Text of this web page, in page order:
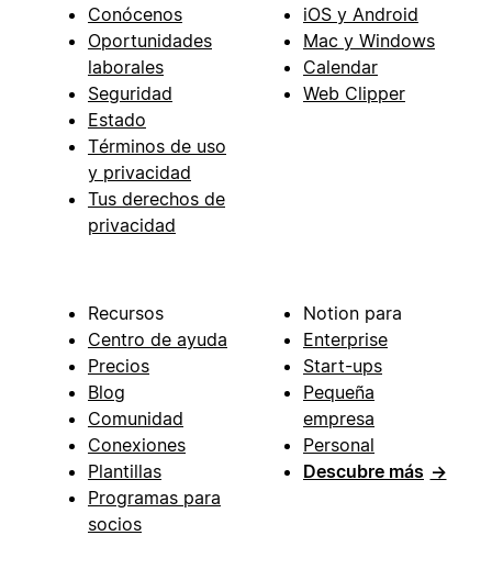
Conócenos
Oportunidades
laborales
Seguridad
Estado
Términos de uso
y privacidad
Tus derechos de
privacidad
iOS y Android
Mac y Windows
Calendar
Web Clipper
Recursos
Centro de ayuda
Precios
Blog
Comunidad
Conexiones
Plantillas
Programas para
socios
Notion para
Enterprise
Start-ups
Pequeña
empresa
Personal
Descubre más →